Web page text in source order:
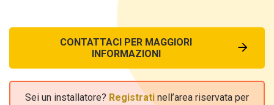
CONTATTACI PER MAGGIORI
INFORMAZIONI
Sei un installatore? Registrati nell’area riservata per